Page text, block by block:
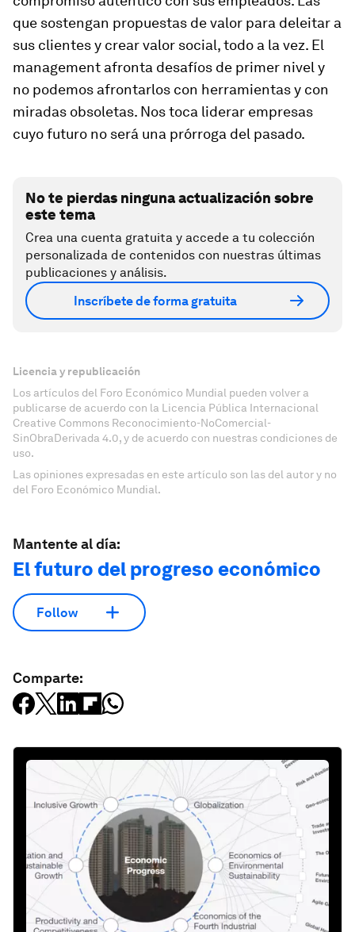
que sostengan propuestas de valor para deleitar a
sus clientes y crear valor social, todo a la vez. El
management afronta desafíos de primer nivel y
no podemos afrontarlos con herramientas y con
miradas obsoletas. Nos toca liderar empresas
cuyo futuro no será una prórroga del pasado.
No te pierdas ninguna actualización sobre
este tema
Crea una cuenta gratuita y accede a tu colección
personalizada de contenidos con nuestras últimas
publicaciones y análisis.
Inscríbete de forma gratuita
Licencia y republicación
Los artículos del Foro Económico Mundial pueden volver a
publicarse de acuerdo con la Licencia Pública Internacional
Creative Commons Reconocimiento-NoComercial-
SinObraDerivada 4.0, y de acuerdo con nuestras condiciones de
uso.
Las opiniones expresadas en este artículo son las del autor y no
del Foro Económico Mundial.
Mantente al día:
El futuro del progreso económico
Follow
Comparte: